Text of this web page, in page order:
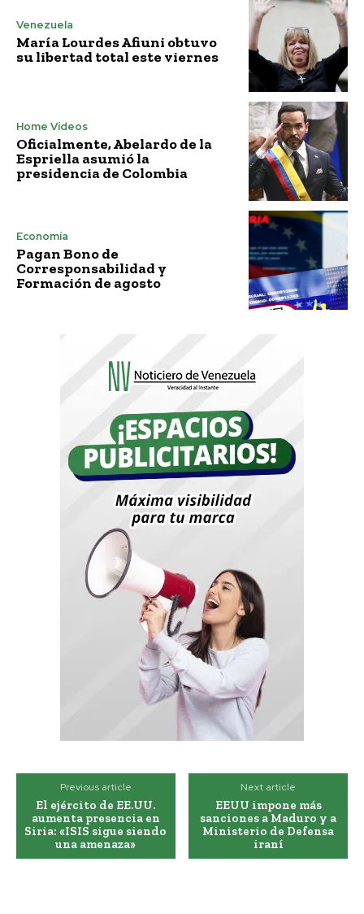
Venezuela
María Lourdes Afiuni obtuvo
su libertad total este viernes
Home Vídeos
Oficialmente, Abelardo de la
Espriella asumió la
presidencia de Colombia
Economía
Pagan Bono de
Corresponsabilidad y
Formación de agosto
Previous article
El ejército de EE.UU.
aumenta presencia en
Siria: «ISIS sigue siendo
una amenaza»
Next article
EEUU impone más
sanciones a Maduro y a
Ministerio de Defensa
iraní